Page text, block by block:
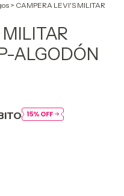
> CAMPERA LEVI'S MILITAR
ALGODÓN